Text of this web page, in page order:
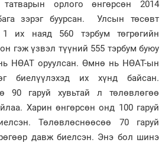
татварын орлого өнгөрсөн 2014
зэрэг буурсан. Улсын төсөвт
1 их наяд 560 тэрбум төгрөгийн
гэж үзвэл түүний 555 тэрбум буюу
НӨАТ оруулсан. Өмнө нь НӨАТ-ын
биелүүлэхэд их хүнд байсан.
90 гаруй хувьтай л төлөвлөгөө
Харин өнгөрсөн онд 100 гаруй
Төлөвлөснөөсөө 70 гаруй
давж биелсэн. Энэ бол шинэ